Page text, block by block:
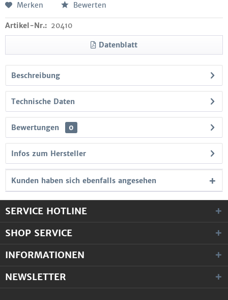
Merken Bewerten
Artikel-Nr.: 20410
Datenblatt
Beschreibung
Technische Daten
Bewertungen 0
Infos zum Hersteller
Kunden haben sich ebenfalls angesehen
SERVICE HOTLINE
SHOP SERVICE
INFORMATIONEN
NEWSLETTER